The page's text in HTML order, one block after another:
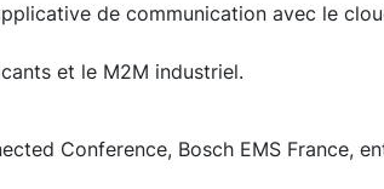
de communication avec le
et le M2M industriel.
Conference, Bosch EMS France,